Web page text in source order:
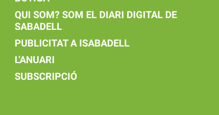
QUI SOM? SOM EL DIARI DIGITAL DE
SABADELL
PUBLICITAT A ISABADELL
L'ANUARI
SUBSCRIPCIÓ